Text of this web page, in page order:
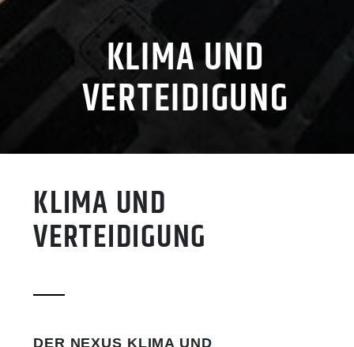
KLIMA UND
VERTEIDIGUNG
KLIMA UND
VERTEIDIGUNG
DER NEXUS KLIMA UND